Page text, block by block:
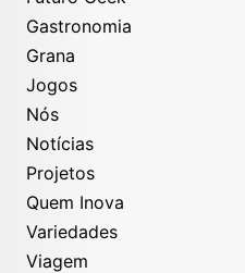
Gastronomia
Grana
Jogos
Nós
Notícias
Projetos
Quem Inova
Variedades
Viagem